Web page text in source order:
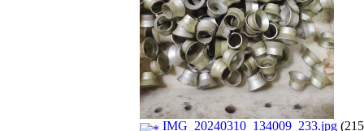
IMG_20240310_134009_233.jpg